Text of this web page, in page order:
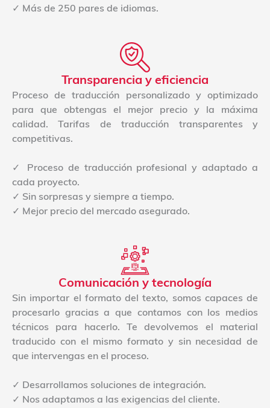
✓ Más de 250 pares de idiomas.
Transparencia y eficiencia
Proceso de traducción personalizado y optimizado
para que obtengas el mejor precio y la máxima
calidad. Tarifas de traducción transparentes y
competitivas.
✓ Proceso de traducción profesional y adaptado a
cada proyecto.
✓ Sin sorpresas y siempre a tiempo.
✓ Mejor precio del mercado asegurado.
Comunicación y tecnología
Sin importar el formato del texto, somos capaces de
procesarlo gracias a que contamos con los medios
técnicos para hacerlo. Te devolvemos el material
traducido con el mismo formato y sin necesidad de
que intervengas en el proceso.
✓ Desarrollamos soluciones de integración.
✓ Nos adaptamos a las exigencias del cliente.